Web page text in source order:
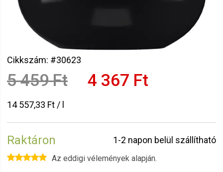
Cikkszám: #30623
5 459 Ft 4 367 Ft
14 557,33 Ft / l
Raktáron 1-2 napon belül szállítható
Az eddigi vélemények alapján.